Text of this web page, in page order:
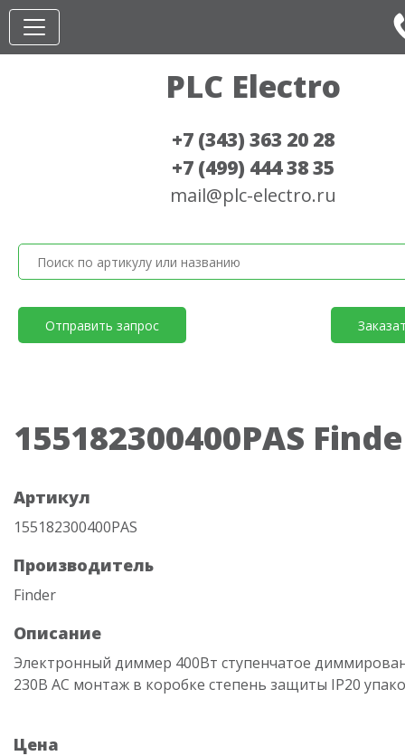
PLC Electro
+7 (343) 363 20 28
+7 (499) 444 38 35
mail@plc-electro.ru
Отправить запрос
155182300400PAS
Артикул
155182300400PAS
Производитель
Finder
Описание
Электронный диммер 400Вт ступенчатое
230В АC монтаж в коробке степень защиты IP20
Цена